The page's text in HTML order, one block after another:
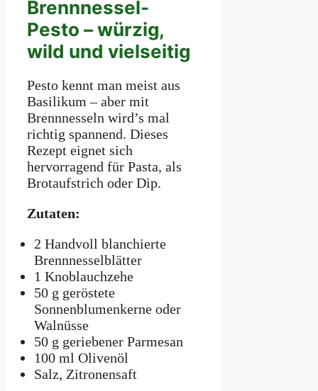
Brennnessel-
Pesto – würzig,
wild und vielseitig
Pesto kennt man meist aus
Basilikum – aber mit
Brennnesseln wird’s mal
richtig spannend. Dieses
Rezept eignet sich
hervorragend für Pasta, als
Brotaufstrich oder Dip.
Zutaten:
2 Handvoll blanchierte
Brennnesselblätter
1 Knoblauchzehe
50 g geröstete
Sonnenblumenkerne oder
Walnüsse
50 g geriebener Parmesan
100 ml Olivenöl
Salz, Zitronensaft